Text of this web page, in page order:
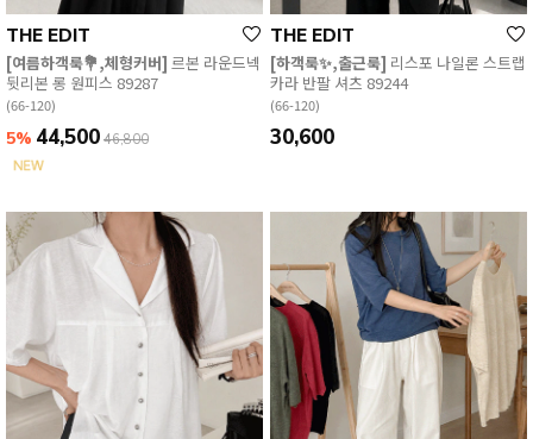
THE EDIT
[여름하객룩💐,체형커버] 르본 라운드넥
뒷리본 롱 원피스 89287
(66-120)
5% 44,500 46,800
THE EDIT
[하객룩✨,출근룩] 리스포 나일론 스트랩
카라 반팔 셔츠 89244
(66-120)
30,600